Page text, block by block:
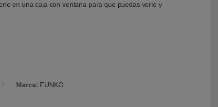
en una caja con ventana para que puedas verlo y
Marca: FUNKO